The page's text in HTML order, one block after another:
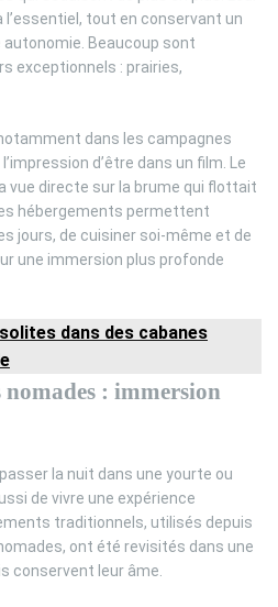
l’essentiel, tout en conservant un
Beaucoup sont
exceptionnels : prairies,
dans les campagnes
d’être dans un film. Le
vue directe sur la brume qui flottait
hébergements permettent
jours, de cuisiner soi-même et de
une immersion plus profonde
dans des cabanes
nomades : immersion
la nuit dans une yourte ou
de vivre une expérience
traditionnels, utilisés depuis
ont été revisités dans une
conservent leur âme.